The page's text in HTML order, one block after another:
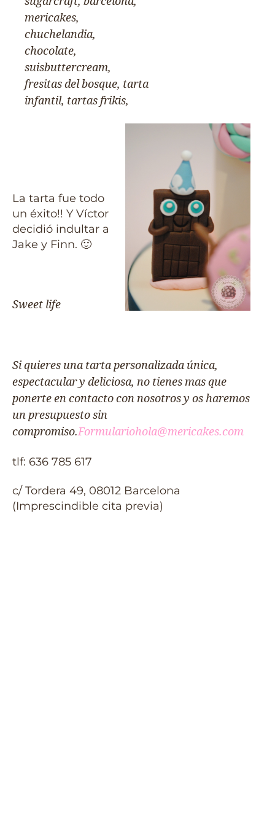
La tarta fue todo
un éxito!! Y Víctor
decidió indultar a
Jake y Finn. 🙂
Sweet life
Si quieres una tarta personalizada única,
espectacular y deliciosa, no tienes mas que
ponerte en contacto con nosotros y os haremos
un presupuesto sin
compromiso.Formulariohola@mericakes.com
tlf: 636 785 617
c/ Tordera 49, 08012 Barcelona
(Imprescindible cita previa)